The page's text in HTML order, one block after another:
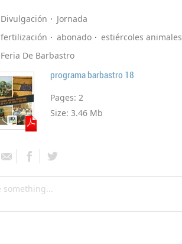
Divulgación
Jornada
fertilización
abonado estiércoles animales
Feria De Barbastro
programa barbastro 18
Pages: 2
Size: 3.46 Mb